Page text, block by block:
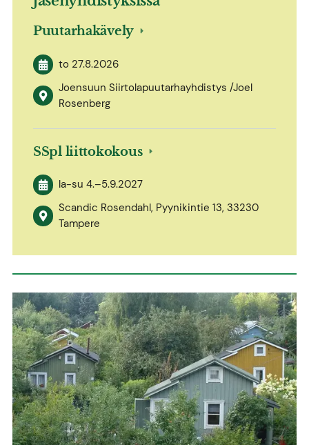
Puutarhakävely
to 27.8.2026
Joensuun Siirtolapuutarhayhdistys /Joel
Rosenberg
SSpl liittokokous
la-su 4.–5.9.2027
Scandic Rosendahl, Pyynikintie 13, 33230
Tampere